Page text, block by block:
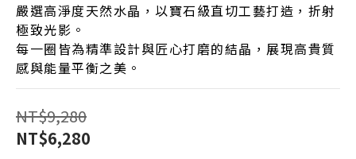
嚴選高淨度天然水晶，以寶石級直切工藝打造，折射
極致光影。
每一圈皆為精準設計與匠心打磨的結晶，展現高貴質
感與能量平衡之美。
NT$9,280
NT$6,280